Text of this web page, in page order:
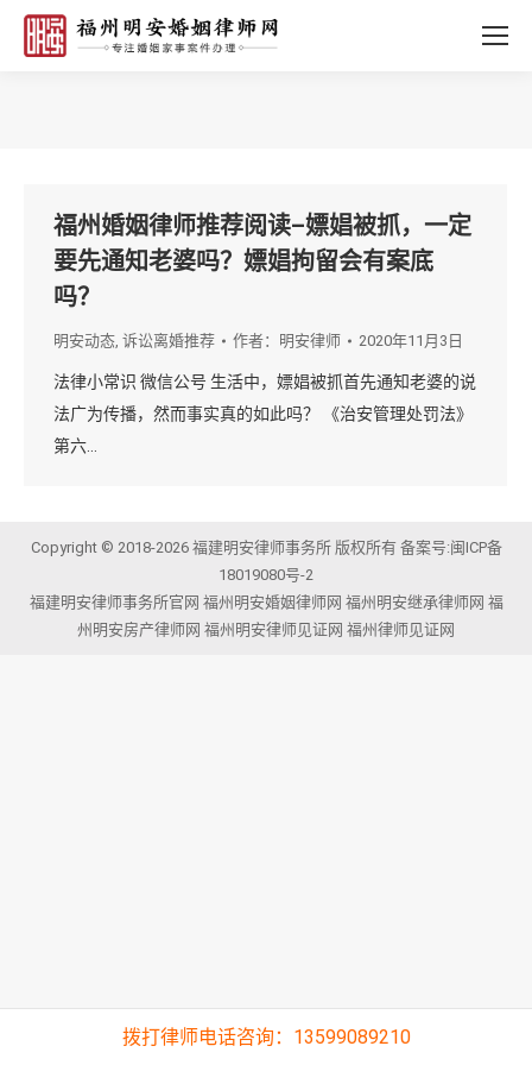
福州婚姻律师推荐阅读–嫖娼被抓，一定
要先通知老婆吗？嫖娼拘留会有案底
吗？
明安动态, 诉讼离婚推荐 作者： 明安律师 2020年11月3日
法律小常识 微信公号 生活中，嫖娼被抓首先通知老婆的说
法广为传播，然而事实真的如此吗？ 《治安管理处罚法》
第六…
Copyright © 2018-2026 福建明安律师事务所 版权所有 备案号:闽ICP备
18019080号-2
福建明安律师事务所官网 福州明安婚姻律师网 福州明安继承律师网 福
州明安房产律师网 福州明安律师见证网 福州律师见证网
拨打律师电话咨询：13599089210